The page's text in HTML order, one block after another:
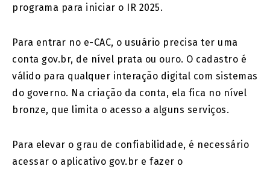
programa para iniciar o IR 2025.
Para entrar no e-CAC, o usuário precisa ter uma
conta gov.br, de nível prata ou ouro. O cadastro é
válido para qualquer interação digital com sistemas
do governo. Na criação da conta, ela fica no nível
bronze, que limita o acesso a alguns serviços.
Para elevar o grau de confiabilidade, é necessário
acessar o aplicativo gov.br e fazer o